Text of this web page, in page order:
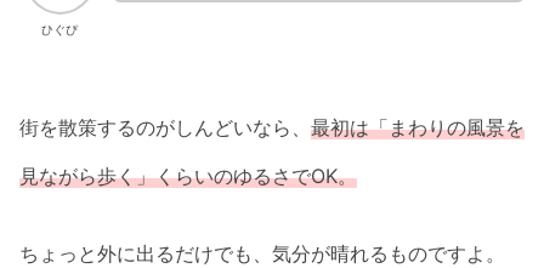
ひぐぴ
街を散策するのがしんどいなら、 最初は「まわりの風景を
見ながら歩く」くらいのゆるさでOK。
ちょっと外に出るだけでも、気分が晴れるものですよ。